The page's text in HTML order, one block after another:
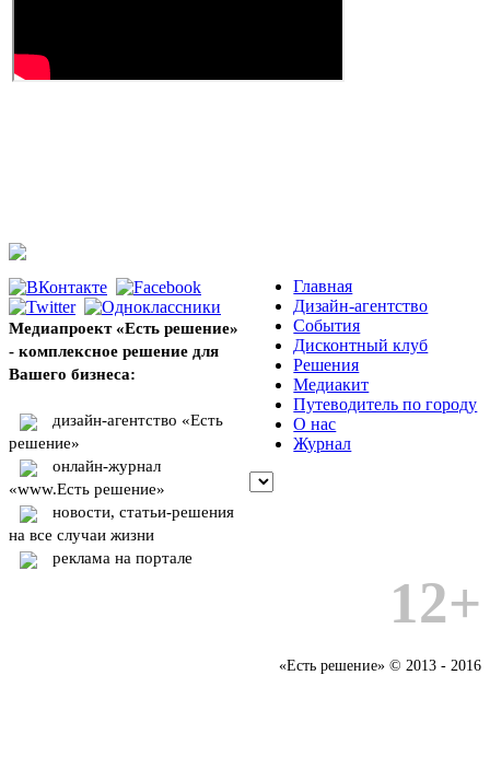
Медиапроект «Есть решение»
- комплексное решение для
Вашего бизнеса:
дизайн-агентство «Есть
решение»
онлайн-журнал
«www.Есть решение»
новости, статьи-решения
на все случаи жизни
реклама на портале
Главная
Дизайн-агентство
События
Дисконтный клуб
Решения
Медиакит
Путеводитель по городу
О нас
Журнал
12+
«Есть решение» © 2013 - 2016